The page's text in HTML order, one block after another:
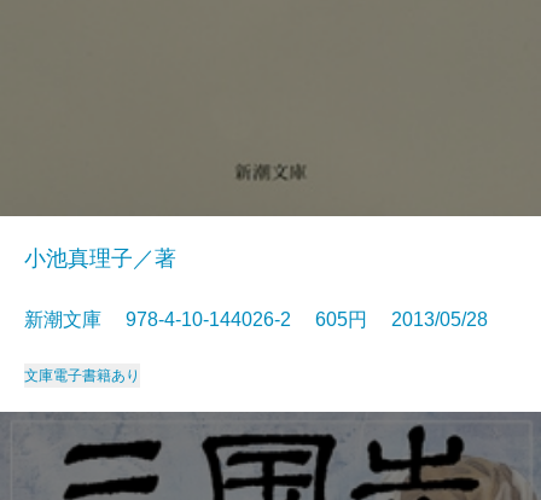
小池真理子／著
新潮文庫 978-4-10-144026-2 605円 2013/05/28
文庫電子書籍あり